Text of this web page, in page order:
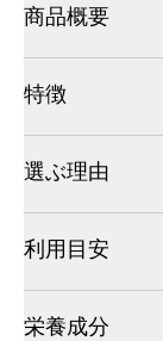
商品概要
特徴
選ぶ理由
利用目安
栄養成分